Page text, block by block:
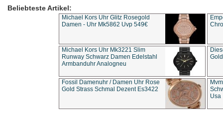
Beliebteste Artikel:
Michael Kors Uhr Glitz Rosegold
Damen - Uhr Mk5862 Uvp 549€
Michael Kors Uhr Mk3221 Slim
Runway Schwarz Damen Edelstahl
Armbanduhr Analogneu
Fossil Damenuhr / Damen Uhr Rose
Gold Strass Schmal Dezent Es3422
Usa